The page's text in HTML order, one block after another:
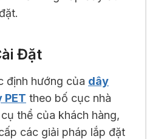
Đặt
định hướng của dây
PET theo bố cục nhà
thể của khách hàng,
các giải pháp lắp đặt